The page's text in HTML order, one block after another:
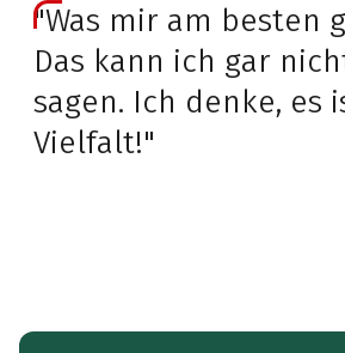
"Was mir am besten
Das kann ich gar
sagen. Ich denke, es
Vielfalt!"